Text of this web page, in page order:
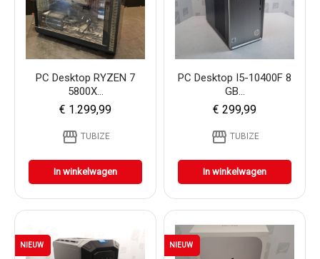
PC Desktop RYZEN 7
5800X...
€ 1.299,99
storefront TUBIZE
In winkelwagen
PC Desktop I5-10400F 8
GB...
€ 299,99
storefront TUBIZE
In winkelwagen
NIEUW NIEUW